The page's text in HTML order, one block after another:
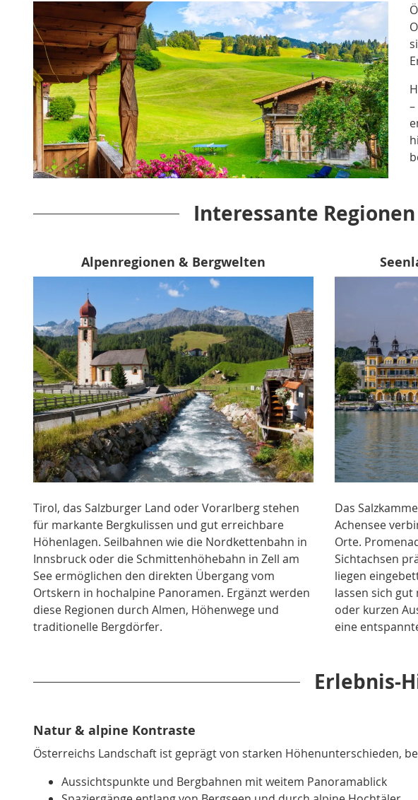
Interessante
Alpenregionen & Bergwelten
Tirol, das Salzburger Land oder Vorarlberg stehen
für markante Bergkulissen und gut erreichbare
Höhenlagen. Seilbahnen wie die Nordkettenbahn in
Innsbruck oder die Schmittenhöhebahn in Zell am
See ermöglichen den direkten Übergang vom
Ortskern in hochalpine Panoramen. Ergänzt werden
diese Regionen durch Almen, Höhenwege und
traditionelle Bergdörfer.
Das
Achensee
Orte.
Sichtachsen
liegen
lassen sich gut
oder kurzen
eine
Erlebnis-
Natur & alpine Kontraste
Österreichs Landschaft ist geprägt von starken Höhenunterschieden,
Aussichtspunkte und Bergbahnen mit weitem Panoramablick